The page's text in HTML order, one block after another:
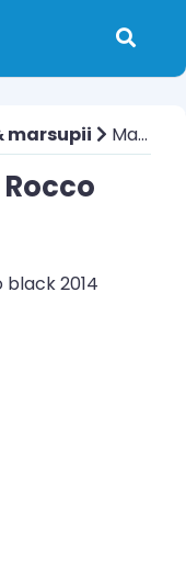
marsupii Marsupiu Chipolino Rocco black 2014